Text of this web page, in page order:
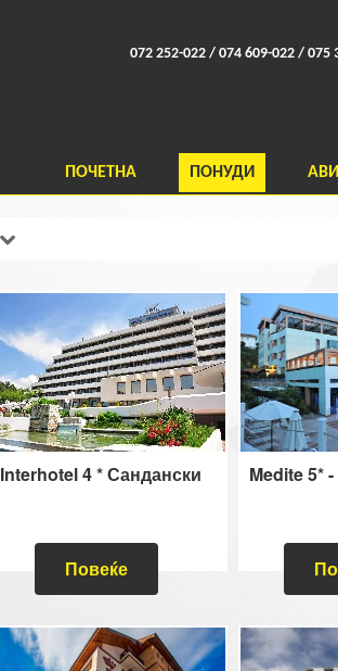
072 252-022 / 074 609-022 / 075
ПОЧЕТНА ПОНУДИ
Interhotel 4 * Сандански
Повеќе
Medite 5*